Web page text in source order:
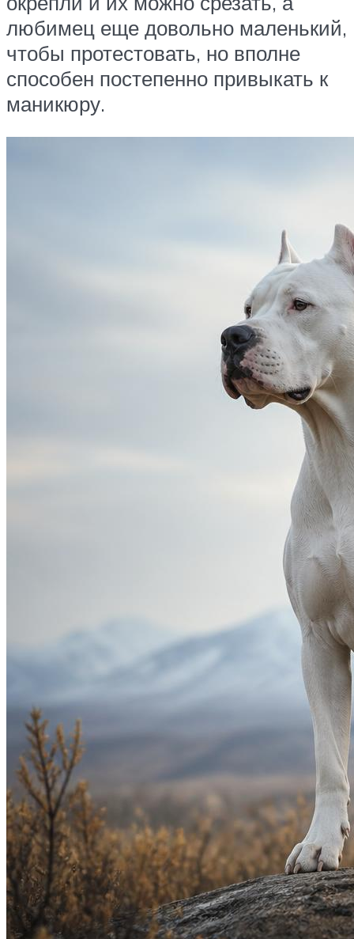
любимец еще довольно маленький,
чтобы протестовать, но вполне
способен постепенно привыкать к
маникюру.